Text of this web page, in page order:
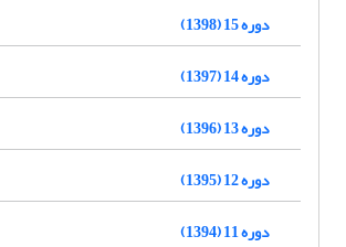
دوره 15 (1398)
دوره 14 (1397)
دوره 13 (1396)
دوره 12 (1395)
دوره 11 (1394)